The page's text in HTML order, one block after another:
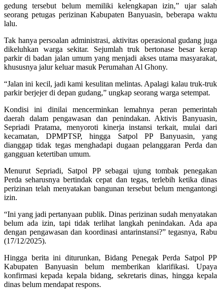
gedung tersebut belum memiliki kelengkapan izin,” ujar salah
seorang petugas perizinan Kabupaten Banyuasin, beberapa waktu
lalu.
Tak hanya persoalan administrasi, aktivitas operasional gudang juga
dikeluhkan warga sekitar. Sejumlah truk bertonase besar kerap
parkir di badan jalan umum yang menjadi akses utama masyarakat,
khususnya jalur keluar masuk Perumahan Al Ghony.
“Jalan ini kecil, jadi kami kesulitan melintas. Apalagi kalau truk-truk
parkir berjejer di depan gudang,” ungkap seorang warga setempat.
Kondisi ini dinilai mencerminkan lemahnya peran pemerintah
daerah dalam pengawasan dan penindakan. Aktivis Banyuasin,
Sepriadi Pratama, menyoroti kinerja instansi terkait, mulai dari
kecamatan, DPMPTSP, hingga Satpol PP Banyuasin, yang
dianggap tidak tegas menghadapi dugaan pelanggaran Perda dan
gangguan ketertiban umum.
Menurut Sepriadi, Satpol PP sebagai ujung tombak penegakan
Perda seharusnya bertindak cepat dan tegas, terlebih ketika dinas
perizinan telah menyatakan bangunan tersebut belum mengantongi
izin.
“Ini yang jadi pertanyaan publik. Dinas perizinan sudah menyatakan
belum ada izin, tapi tidak terlihat langkah penindakan. Ada apa
dengan pengawasan dan koordinasi antarinstansi?” tegasnya, Rabu
(17/12/2025).
Hingga berita ini diturunkan, Bidang Penegak Perda Satpol PP
Kabupaten Banyuasin belum memberikan klarifikasi. Upaya
konfirmasi kepada kepala bidang, sekretaris dinas, hingga kepala
dinas belum mendapat respons.